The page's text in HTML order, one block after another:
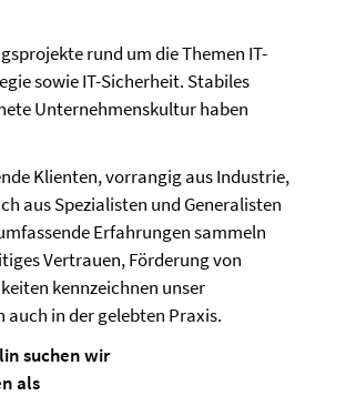
rund um die Themen IT-
sowie IT-Sicherheit. Stabiles
Unternehmenskultur haben
Klienten, vorrangig aus Industrie,
aus Spezialisten und Generalisten
Erfahrungen sammeln
Vertrauen, Förderung von
kennzeichnen unser
in der gelebten Praxis.
suchen wir
als